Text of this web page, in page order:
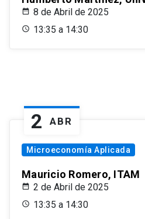
8 de Abril de 2025
13:35 a 14:30
2 ABR
Microeconomía Aplicada
Mauricio Romero, ITAM
2 de Abril de 2025
13:35 a 14:30